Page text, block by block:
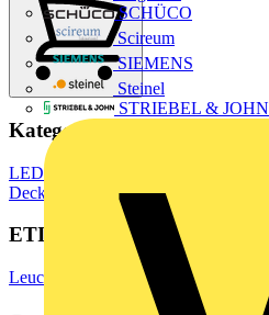
SCHÜCO
Scireum
SIEMENS
Steinel
STRIEBEL & JOHN
Kategorien
LED Beleuchtung & Leuchten
Deckenleuchten
ETIM Group
Leuchten